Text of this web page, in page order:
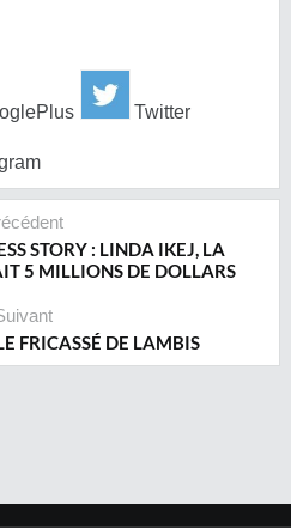
Twitter
STORY : LINDA IKEJ, LA
5 MILLIONS DE DOLLARS
FRICASSÉ DE LAMBIS